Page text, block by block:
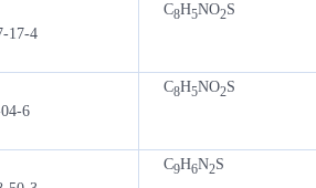
17-4
C8H5NO2S
6
C8H5NO2S
C9H6N2S